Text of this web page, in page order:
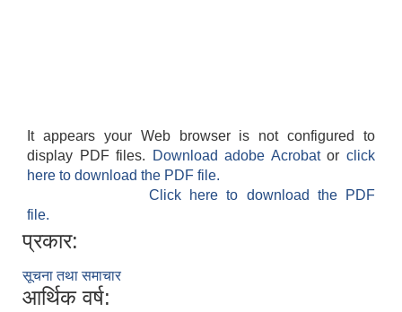
It appears your Web browser is not configured to
display PDF files.
Download adobe Acrobatorclick
here to download the PDF file.
Click here to download the PDF
file.
प्रकार:
सूचना तथा समाचार
आर्थिक वर्ष: